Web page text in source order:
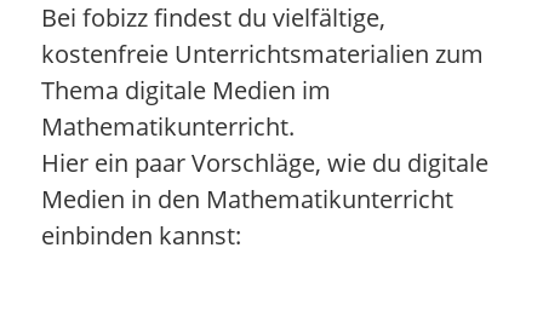
Bei fobizz findest du vielfältige,
kostenfreie Unterrichtsmaterialien zum
Thema digitale Medien im
Mathematikunterricht.
Hier ein paar Vorschläge, wie du digitale
Medien in den Mathematikunterricht
einbinden kannst: